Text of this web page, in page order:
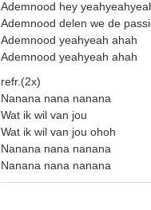
Ademnood hey
Ademnood delen we de
Ademnood yeahyeah ahah
Ademnood yeahyeah ahah
refr.(2x)
Nanana nana nanana
Wat ik wil van jou
Wat ik wil van jou ohoh
Nanana nana nanana
Nanana nana nanana